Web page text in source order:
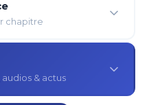
concepts et
chapitre
avec :
chiffres essentiels
analyser les sujets
& actus